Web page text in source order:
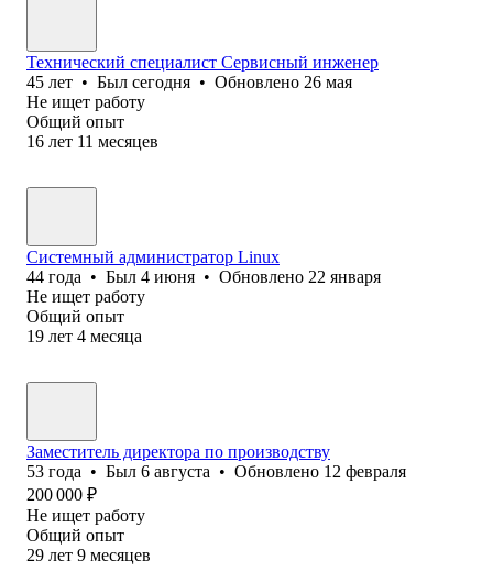
Технический специалист Сервисный инженер
45 лет • Был сегодня • Обновлено 26 мая
Не ищет работу
Общий опыт
16 лет 11 месяцев
Системный администратор Linux
44 года • Был 4 июня • Обновлено 22 января
Не ищет работу
Общий опыт
19 лет 4 месяца
Заместитель директора по производству
53 года • Был 6 августа • Обновлено 12 февраля
200 000 ₽
Не ищет работу
Общий опыт
29 лет 9 месяцев